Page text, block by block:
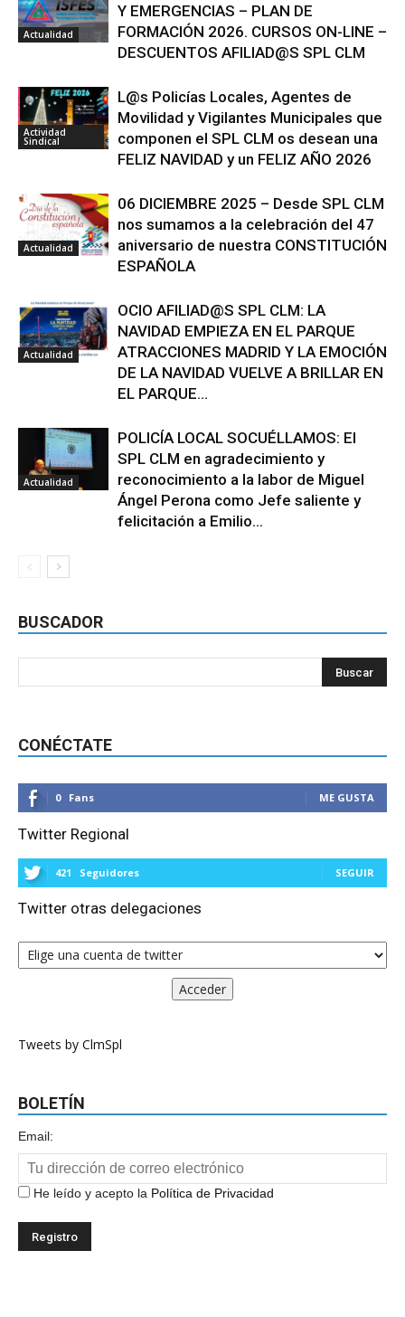
Actualidad
Y EMERGENCIAS – PLAN DE
FORMACIÓN 2026. CURSOS ON-LINE –
DESCUENTOS AFILIAD@S SPL CLM
Actividad
Sindical
L@s Policías Locales, Agentes de
Movilidad y Vigilantes Municipales que
componen el SPL CLM os desean una
FELIZ NAVIDAD y un FELIZ AÑO 2026
Actualidad
06 DICIEMBRE 2025 – Desde SPL CLM
nos sumamos a la celebración del 47
aniversario de nuestra CONSTITUCIÓN
ESPAÑOLA
Actualidad
OCIO AFILIAD@S SPL CLM: LA
NAVIDAD EMPIEZA EN EL PARQUE
ATRACCIONES MADRID Y LA EMOCIÓN
DE LA NAVIDAD VUELVE A BRILLAR EN
EL PARQUE...
Actualidad
POLICÍA LOCAL SOCUÉLLAMOS: El
SPL CLM en agradecimiento y
reconocimiento a la labor de Miguel
Ángel Perona como Jefe saliente y
felicitación a Emilio...
BUSCADOR
CONÉCTATE
0 Fans ME GUSTA
Twitter Regional
421 Seguidores SEGUIR
Twitter otras delegaciones
Tweets by ClmSpl
BOLETÍN
Email:
He leído y acepto la Política de Privacidad